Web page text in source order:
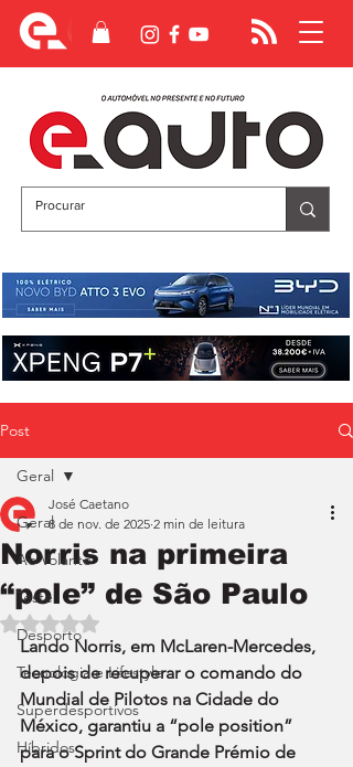
Post
Geral
Ao Volante
Teste
Desporto
Tecnologia e Lifestyle
Superdesportivos
Híbridos
Geral
Norris na primeira
“pole” de São Paulo
José Caetano
8 de nov. de 2025 2 min de leitura
Avaliado com NaN de 5 estrelas.
Lando Norris, em McLaren-Mercedes,
depois de recuperar o comando do
Mundial de Pilotos na Cidade do
México, garantiu a “pole position”
para o Sprint do Grande Prémio de